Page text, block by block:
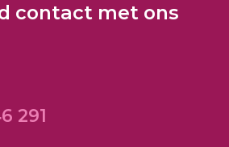
contact met ons
291